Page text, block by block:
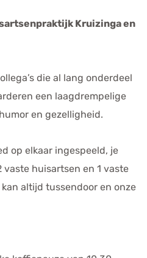
Kruizinga en
die al lang onderdeel
een laagdrempelige
en gezelligheid.
op elkaar ingespeeld, je
huisartsen en 1 vaste
altijd tussendoor en onze